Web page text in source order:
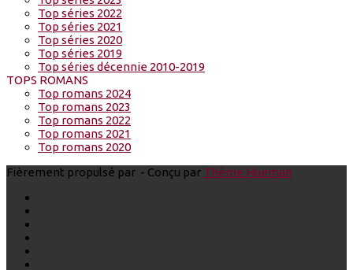
Top séries 2022
Top séries 2021
Top séries 2020
Top séries 2019
Top séries décennie 2010-2019
TOPS ROMANS
Top romans 2024
Top romans 2023
Top romans 2022
Top romans 2021
Top romans 2020
Fièrement propulsé par - Conçu par Thème Hueman